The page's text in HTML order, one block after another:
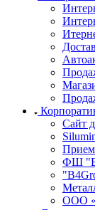
Сайт
Прием
ФШ
OOO